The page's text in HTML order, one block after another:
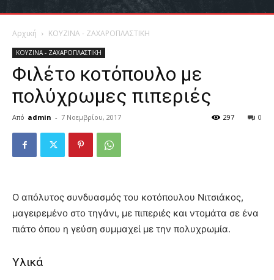
Αρχική ΚΟΥΖΙΝΑ - ΖΑΧΑΡΟΠΛΑΣΤΙΚΗ
ΚΟΥΖΙΝΑ - ΖΑΧΑΡΟΠΛΑΣΤΙΚΗ
Φιλέτο κοτόπουλο με
πολύχρωμες πιπεριές
Από admin - 7 Νοεμβρίου, 2017 0
297
Ο απόλυτος συνδυασμός του κοτόπουλου Νιτσιάκος,
μαγειρεμένο στο τηγάνι, με πιπεριές και ντομάτα σε ένα
πιάτο όπου η γεύση συμμαχεί με την πολυχρωμία.
Υλικά